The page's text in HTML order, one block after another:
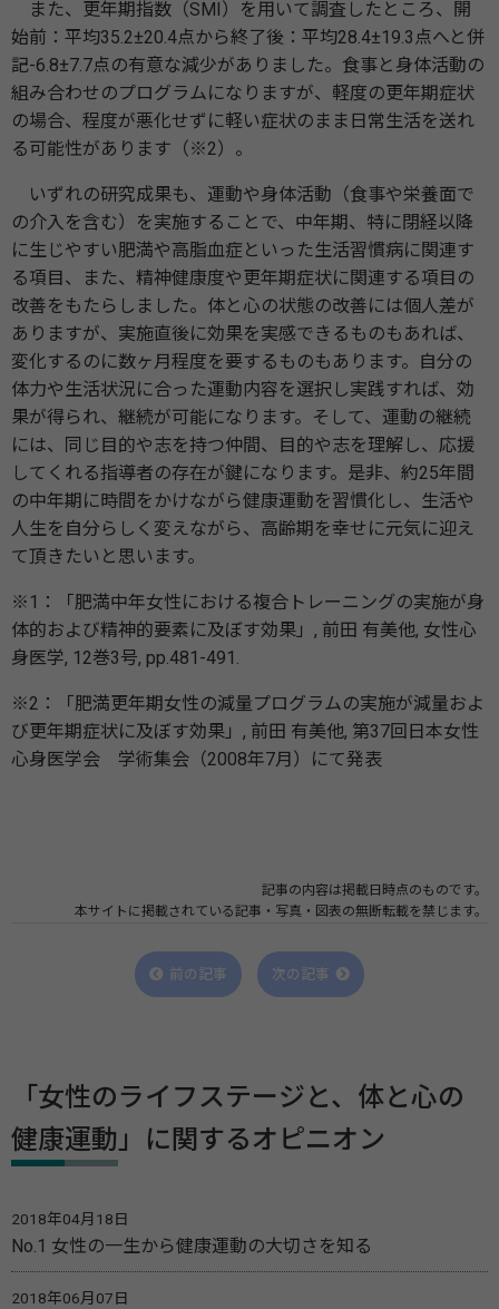
また、更年期指数（SMI）を用いて調査したところ、開
始前：平均35.2±20.4点から終了後：平均28.4±19.3点へと併
記-6.8±7.7点の有意な減少がありました。食事と身体活動の
組み合わせのプログラムになりますが、軽度の更年期症状
の場合、程度が悪化せずに軽い症状のまま日常生活を送れ
る可能性があります（※2）。
いずれの研究成果も、運動や身体活動（食事や栄養面で
の介入を含む）を実施することで、中年期、特に閉経以降
に生じやすい肥満や高脂血症といった生活習慣病に関連す
る項目、また、精神健康度や更年期症状に関連する項目の
改善をもたらしました。体と心の状態の改善には個人差が
ありますが、実施直後に効果を実感できるものもあれば、
変化するのに数ヶ月程度を要するものもあります。自分の
体力や生活状況に合った運動内容を選択し実践すれば、効
果が得られ、継続が可能になります。そして、運動の継続
には、同じ目的や志を持つ仲間、目的や志を理解し、応援
してくれる指導者の存在が鍵になります。是非、約25年間
の中年期に時間をかけながら健康運動を習慣化し、生活や
人生を自分らしく変えながら、高齢期を幸せに元気に迎え
て頂きたいと思います。
※1：「肥満中年女性における複合トレーニングの実施が身
体的および精神的要素に及ぼす効果」, 前田 有美他, 女性心
身医学, 12巻3号, pp.481-491.
※2：「肥満更年期女性の減量プログラムの実施が減量およ
び更年期症状に及ぼす効果」, 前田 有美他, 第37回日本女性
心身医学会 学術集会（2008年7月）にて発表
記事の内容は掲載日時点のものです。
本サイトに掲載されている記事・写真・図表の無断転載を禁じます。
前の記事 次の記事
「女性のライフステージと、体と心の
健康運動」に関するオピニオン
2018年04月18日
No.1 女性の一生から健康運動の大切さを知る
2018年06月07日